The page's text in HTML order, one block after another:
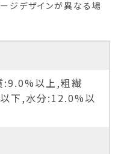
ジデザインが異なる場
:9.0%以上,粗繊
下,水分:12.0%以